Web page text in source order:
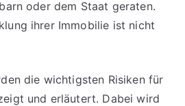
oder dem Staat geraten.
ihrer Immobilie ist nicht
die wichtigsten Risiken für
und erläutert. Dabei wird